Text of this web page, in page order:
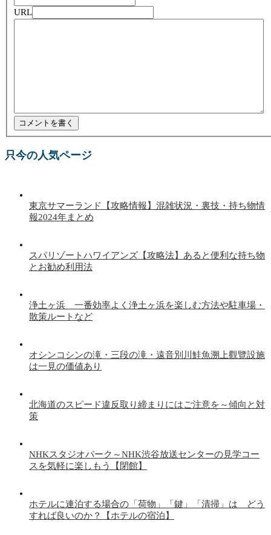
URL
只今の人気ページ
東京サマーランド【攻略情報】混雑状況・裏技・持ち物情
報2024年まとめ
スパリゾートハワイアンズ【攻略法】あると便利な持ち物
とお勧め利用法
浄土ヶ浜 一番効率よく浄土ヶ浜を楽しむ方法や駐車場・
散策ルートなど
オシンコシンの滝・三段の滝・遠音別川鮭魚溯上觀覽設施
は一見の価値あり
北海道のスピード違反取り締まりにはご注意を～傾向と対
策
NHKスタジオパーク～NHK渋谷放送センターの見学コー
スを気軽に楽しもう【閉館】
ホテルに連泊する場合の「荷物」「鍵」「清掃」は どう
すれば良いのか？【ホテルの宿泊】